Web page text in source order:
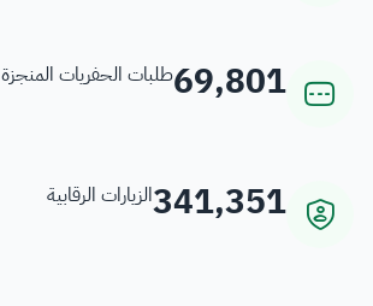
69,801طلبات الحفريات المنجزة
341,351الزيارات الرقابية